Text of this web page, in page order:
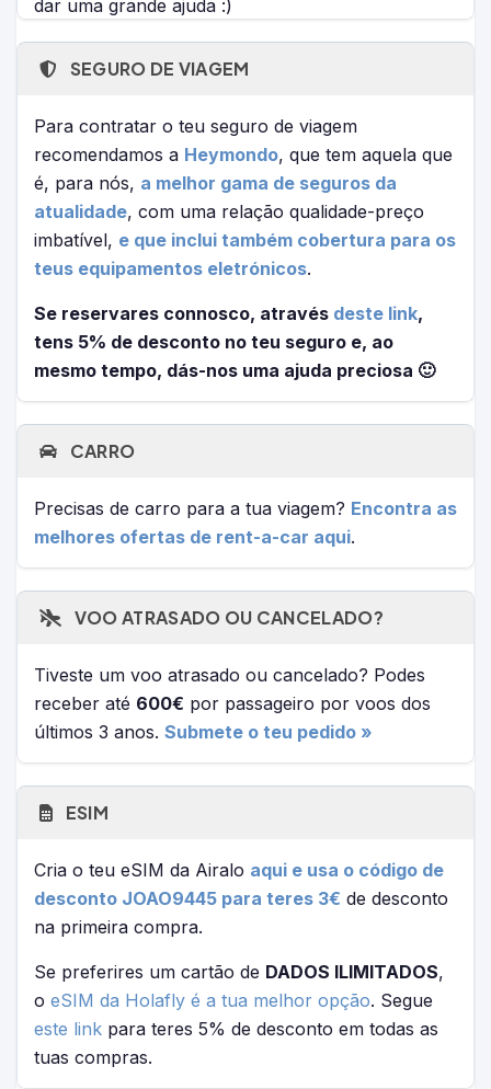
dar uma grande ajuda :)
SEGURO DE VIAGEM
Para contratar o teu seguro de viagem
recomendamos a Heymondo, que tem aquela que
é, para nós, a melhor gama de seguros da
atualidade, com uma relação qualidade-preço
imbatível, e que inclui também cobertura para os
teus equipamentos eletrónicos.
Se reservares connosco, através deste link,
tens 5% de desconto no teu seguro e, ao
mesmo tempo, dás-nos uma ajuda preciosa 🙂
CARRO
Precisas de carro para a tua viagem? Encontra as
melhores ofertas de rent-a-car aqui.
VOO ATRASADO OU CANCELADO?
Tiveste um voo atrasado ou cancelado? Podes
receber até 600€ por passageiro por voos dos
últimos 3 anos. Submete o teu pedido »
ESIM
Cria o teu eSIM da Airalo aqui e usa o código de
desconto JOAO9445 para teres 3€ de desconto
na primeira compra.
Se preferires um cartão de DADOS ILIMITADOS,
o eSIM da Holafly é a tua melhor opção. Segue
este link para teres 5% de desconto em todas as
tuas compras.